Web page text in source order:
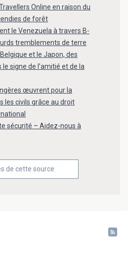
Online en raison du
de forêt
le Venezuela à travers B-
tremblements de terre
et le Japon, des
signe de l’amitié et de la
œuvrent pour la
les civils grâce au droit
sécurité – Aidez-nous à
de cette source